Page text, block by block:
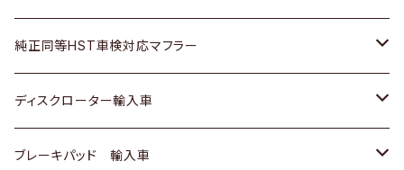
スバル
三菱
スバル
ダイハツ
マツダ
三菱
ダイハツ
マツダ
三菱
いすゞ
ダイハツ
マツダ
スズキ
日産
ダイハツ
ホンダ
スズキ
日産
ホンダ
スズキ
日産
純正同等HST車検対応マフラー
トヨタ
ホンダ
ディスクローター輸入車
ＡＵＤＩ
ブレーキパッド 輸入車